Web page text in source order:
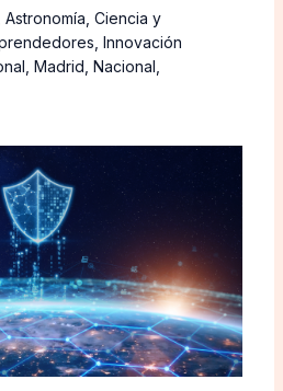
Astronomía Ciencia y
Innovación
Madrid Nacional